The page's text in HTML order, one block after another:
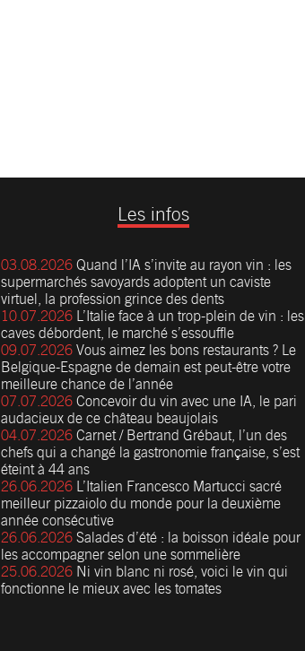
Les infos
03.08.2026 Quand l’IA s’invite au rayon vin : les
supermarchés savoyards adoptent un caviste
virtuel, la profession grince des dents
10.07.2026 L’Italie face à un trop-plein de vin : les
caves débordent, le marché s’essouffle
09.07.2026 Vous aimez les bons restaurants ? Le
Belgique-Espagne de demain est peut-être votre
meilleure chance de l’année
07.07.2026 Concevoir du vin avec une IA, le pari
audacieux de ce château beaujolais
04.07.2026 Carnet / Bertrand Grébaut, l’un des
chefs qui a changé la gastronomie française, s’est
éteint à 44 ans
26.06.2026 L’Italien Francesco Martucci sacré
meilleur pizzaiolo du monde pour la deuxième
année consécutive
26.06.2026 Salades d’été : la boisson idéale pour
les accompagner selon une sommelière
25.06.2026 Ni vin blanc ni rosé, voici le vin qui
fonctionne le mieux avec les tomates